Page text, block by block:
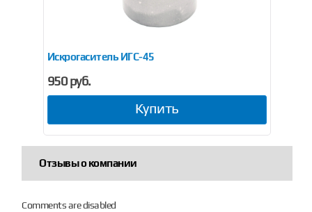
Искрогаситель ИГС-45
950 руб.
Купить
Отзывы о компании
Comments are disabled